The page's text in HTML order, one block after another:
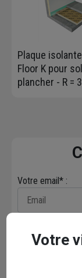
Plaque
Floor K pour
plancher - R =
Votre email* :
Votre